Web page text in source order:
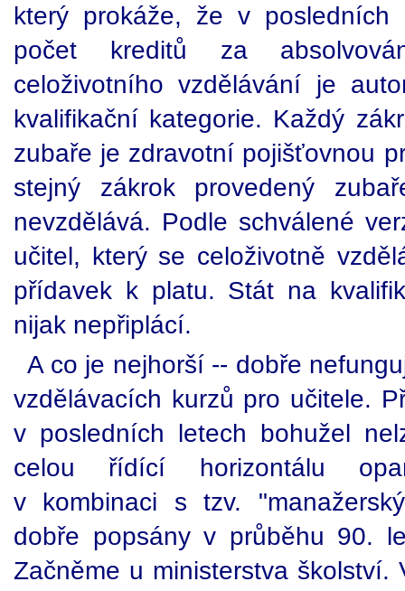
který prokáže, že v
počet kreditů za
celoživotního vzdělávání je
kvalifikační kategorie. Každý
zubaře je zdravotní pojišťovnou
stejný zákrok provedený
nevzdělává. Podle schválené
učitel, který se celoživotně
přídavek k platu. Stát na
nijak nepřiplácí.
A co je nejhorší -- dobře
vzdělávacích kurzů pro učitele.
v posledních letech bohužel
celou řídící horizontálu
v kombinaci s tzv.
dobře popsány v průběhu 90.
Začněme u ministerstva školství.